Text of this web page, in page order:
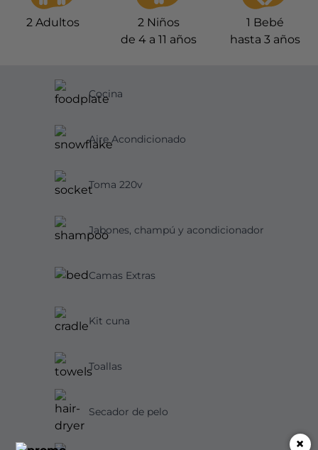
2 Adultos 2 Niños
de 4 a 11 años
1 Bebé
hasta 3 años
Cocina
Aire Acondicionado
Toma 220v
Jabones, champú y acondicionador
Camas Extras
Kit cuna
Toallas
Secador de pelo
×